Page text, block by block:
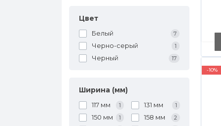
Цвет
Белый 7
Черно-серый 1
Черный 17
Ширина (мм)
117 мм 1 131 мм 1
150 мм 1 158 мм 2
-10%